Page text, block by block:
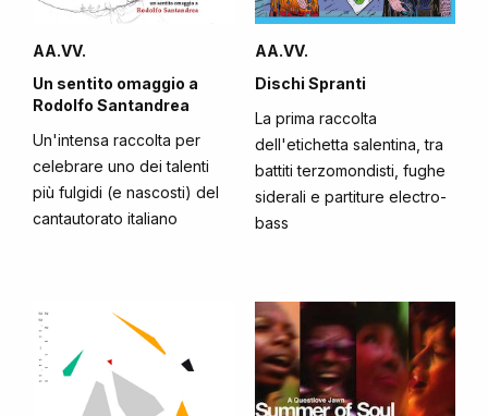
AA.VV.
Un sentito omaggio a
Rodolfo Santandrea
Un'intensa raccolta per
celebrare uno dei talenti
più fulgidi (e nascosti) del
cantautorato italiano
AA.VV.
Dischi Spranti
La prima raccolta
dell'etichetta salentina, tra
battiti terzomondisti, fughe
siderali e partiture electro-
bass